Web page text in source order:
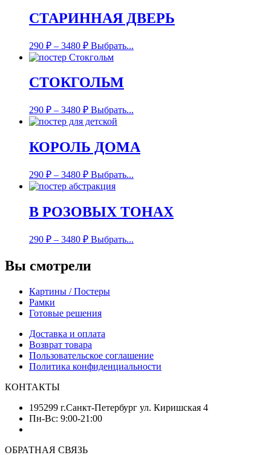
СТАРИННАЯ ДВЕРЬ
290 ₽ – 3480 ₽ Выбрать...
СТОКГОЛЬМ
290 ₽ – 3480 ₽ Выбрать...
КОРОЛЬ ДОМА
290 ₽ – 3480 ₽ Выбрать...
В РОЗОВЫХ ТОНАХ
290 ₽ – 3480 ₽ Выбрать...
Вы смотрели
Картины / Постеры
Рамки
Готовые решения
Доставка и оплата
Возврат товара
Пользовательское соглашение
Политика конфиденциальности
КОНТАКТЫ
195299 г.Санкт-Петербург ул. Киришская 4
Пн-Вс: 9:00-21:00
ОБРАТНАЯ СВЯЗЬ